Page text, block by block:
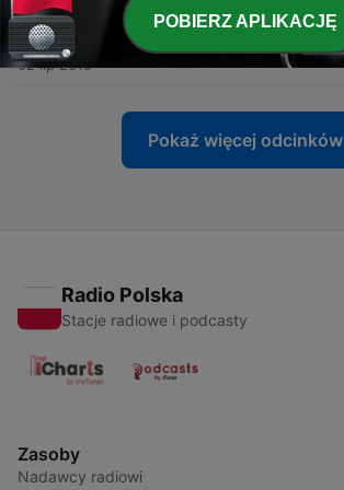
8 - 90s Tribute Mix (part 2)
02 lip 2015
Pokaż więcej odcinków
Radio Polska
Stacje radiowe i podcasty
Zasoby
Nadawcy radiowi
POBIERZ APLIKACJĘ